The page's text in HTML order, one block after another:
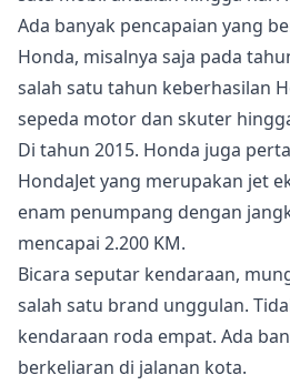
Ada banyak pencapaian yang
Honda, misalnya saja pada
salah satu tahun keberhasilan
sepeda motor dan skuter
Di tahun 2015. Honda juga
HondaJet yang merupakan jet
enam penumpang dengan
mencapai 2.200 KM.
Bicara seputar kendaraan,
salah satu brand unggulan.
kendaraan roda empat. Ada
berkeliaran di jalanan kota.